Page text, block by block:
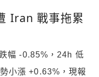
Iran 戰事拖累
幅 -0.85%，24h 低
小漲 +0.63%，現報